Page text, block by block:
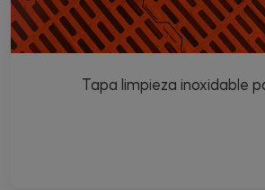
Tapa limpieza inoxidable